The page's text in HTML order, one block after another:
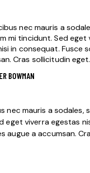
nec mauris a
mi tincidunt. Sed eget
in consequat. Fusce
Cras sollicitudin eget.
BOWMAN
nec mauris a sodales,
eget viverra egestas
augue a accumsan.